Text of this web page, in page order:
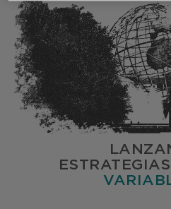
ESTRATEGIAS